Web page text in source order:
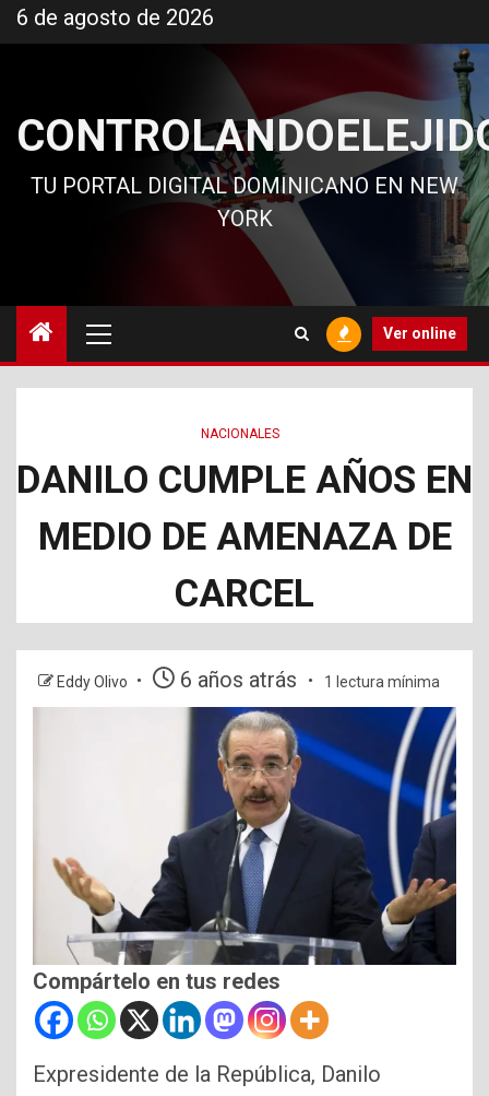
al
6 de agosto de 2026
TU PORTAL DIGITAL DOMINICANO EN NEW
YORK
principal
Ver online
NACIONALES
DANILO CUMPLE AÑOS EN
MEDIO DE AMENAZA DE
CARCEL
Eddy Olivo 6 años atrás 1 lectura mínima
Compártelo en tus redes
Expresidente de la República, Danilo